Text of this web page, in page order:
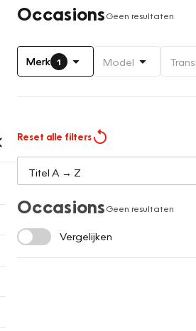
OccasionsGeen resultaten
Merk 1 Model
Reset alle filters
OccasionsGeen resultaten
Vergelijken